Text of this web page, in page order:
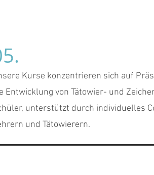
Kurse konzentrieren sich auf
Entwicklung von Tätowier- und
unterstützt durch individuelles
und Tätowierern.